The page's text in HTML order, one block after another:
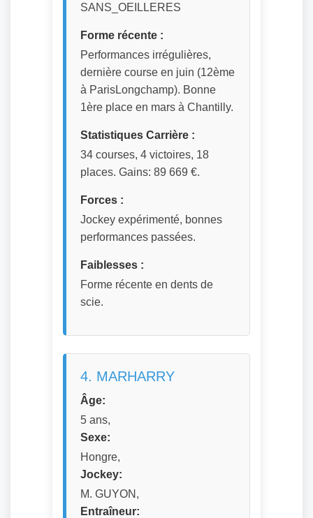
SANS_OEILLERES
Forme récente :
Performances irrégulières,
dernière course en juin (12ème
à ParisLongchamp). Bonne
1ère place en mars à Chantilly.
Statistiques Carrière :
34 courses, 4 victoires, 18
places. Gains: 89 669 €.
Forces :
Jockey expérimenté, bonnes
performances passées.
Faiblesses :
Forme récente en dents de
scie.
4. MARHARRY
Âge:
5 ans,
Sexe:
Hongre,
Jockey:
M. GUYON,
Entraîneur: